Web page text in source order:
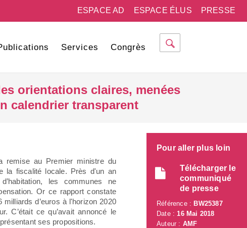
PRESSE
ESPACE ÉLUS
ESPACE AD
Services Congrès
orientations claires, menées
calendrier transparent
remise au Premier ministre du
la fiscalité locale. Près d'un an
les communes ne
Or ce rapport constate
d’euros à l'horizon 2020
C’était ce qu’avait annoncé le
ses propositions.
Pour aller plus loin
Télécharger le
communiqué
de presse
Référence : BW25387
Date :16 Mai 2018
Auteur : AMF